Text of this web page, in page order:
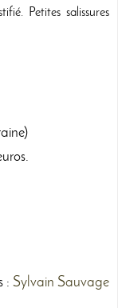
Petites salissures
: Sylvain Sauvage